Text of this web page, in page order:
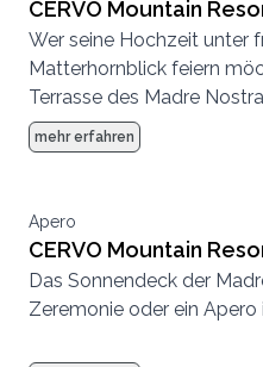
CERVO Mountain
Terrasse
Wer seine Hochzeit unter
Matterhornblick feiern
Terrasse des Madre
Hotspot und im Sommer
Sonnenterrasse.
mehr erfahren
Apero
CERVO Mountain
Das Sonnendeck der
Zeremonie oder ein Apero